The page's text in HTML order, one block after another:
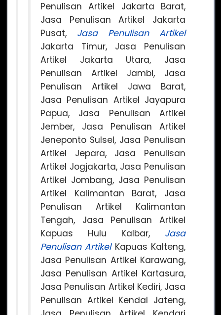
Penulisan Artikel Jakarta Barat,
Jasa Penulisan Artikel Jakarta
Pusat, Jasa Penulisan Artikel
Jakarta Timur, Jasa Penulisan
Artikel Jakarta Utara, Jasa
Penulisan Artikel Jambi, Jasa
Penulisan Artikel Jawa Barat,
Jasa Penulisan Artikel Jayapura
Papua, Jasa Penulisan Artikel
Jember, Jasa Penulisan Artikel
Jeneponto Sulsel, Jasa Penulisan
Artikel Jepara, Jasa Penulisan
Artikel Jogjakarta, Jasa Penulisan
Artikel Jombang, Jasa Penulisan
Artikel Kalimantan Barat, Jasa
Penulisan Artikel Kalimantan
Tengah, Jasa Penulisan Artikel
Kapuas Hulu Kalbar, Jasa
Penulisan ArtikelKapuas Kalteng,
Jasa Penulisan Artikel Karawang,
Jasa Penulisan Artikel Kartasura,
Jasa Penulisan Artikel Kediri, Jasa
Penulisan Artikel Kendal Jateng,